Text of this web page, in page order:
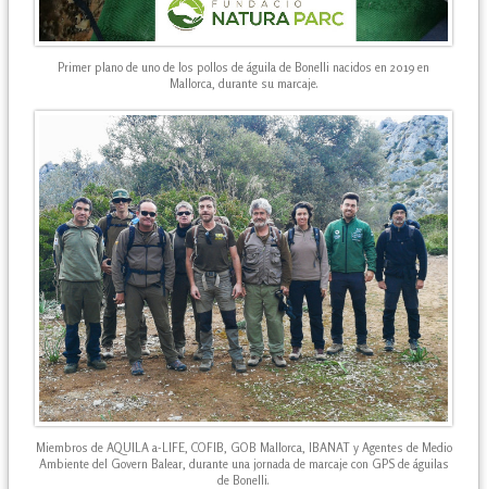
Primer plano de uno de los pollos de águila de Bonelli nacidos en 2019 en
Mallorca, durante su marcaje.
Miembros de AQUILA a-LIFE, COFIB, GOB Mallorca, IBANAT y Agentes de Medio
Ambiente del Govern Balear, durante una jornada de marcaje con GPS de águilas
de Bonelli.